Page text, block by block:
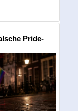
Pride-